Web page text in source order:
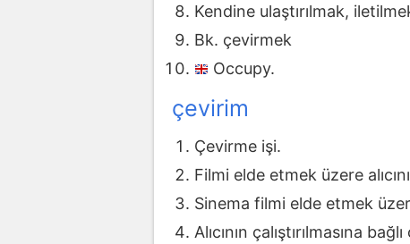
Kendine ulaştırılmak,
Bk. çevirmek
Occupy.
çevirim
Çevirme işi.
Filmi elde etmek üzere
Sinema filmi elde etmek
Alıcının çalıştırılmasına